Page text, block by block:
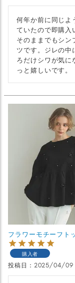
何年か前に同じよ
ていたので即購入
そのままでもシン
ツです。ジレの中
ろだけシワが気に
っと嬉しいです。
フラワーモチーフト
購入者
投稿日 2025/04/09